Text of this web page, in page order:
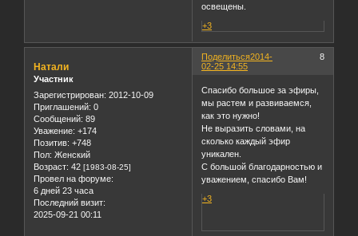
освещены.
+3
Поделиться 8
2014-
02-25 14:55
Натали
Участник
Зарегистрирован: 2012-10-09
Приглашений: 0
Сообщений: 89
Уважение: +174
Позитив: +748
Пол: Женский
Возраст: 42 [1983-08-25]
Провел на форуме:
6 дней 23 часа
Последний визит:
2025-09-21 00:11
Спасибо большое за эфиры,
мы растем и развиваемся,
как это нужно!
Не выразить словами, на
сколько каждый эфир
уникален.
С большой благодарностью и
уважением, спасибо Вам!
+3